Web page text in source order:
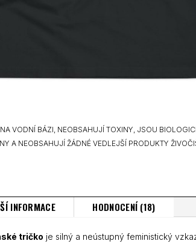
VODNÍ BÁZI, NEOBSAHUJÍ TOXINY, JSOU
A NEOBSAHUJÍ ŽÁDNÉ VEDLEJŠÍ PRODUKTY
INFORMACE HODNOCENÍ (18)
tričko je silný a neústupný feministický